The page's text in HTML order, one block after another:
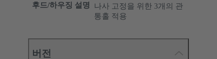
후드/하우징 설명
나사 고정을 위한 3개의 관
통홀 적용
버전